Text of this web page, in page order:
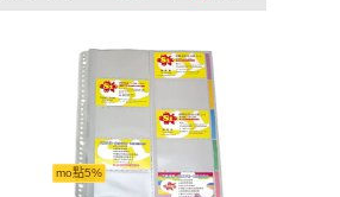
物
盤
列
mo點5%